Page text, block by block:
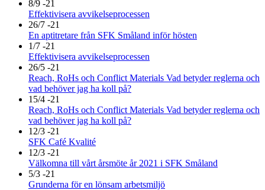
8/9 -21
Effektivisera avvikelseprocessen
26/7 -21
En aptitretare från SFK Småland inför hösten
1/7 -21
Effektivisera avvikelseprocessen
26/5 -21
Reach, RoHs och Conflict Materials Vad betyder reglerna och
vad behöver jag ha koll på?
15/4 -21
Reach, RoHs och Conflict Materials Vad betyder reglerna och
vad behöver jag ha koll på?
12/3 -21
SFK Café Kvalité
12/3 -21
Välkomna till vårt årsmöte år 2021 i SFK Småland
5/3 -21
Grunderna för en lönsam arbetsmiljö